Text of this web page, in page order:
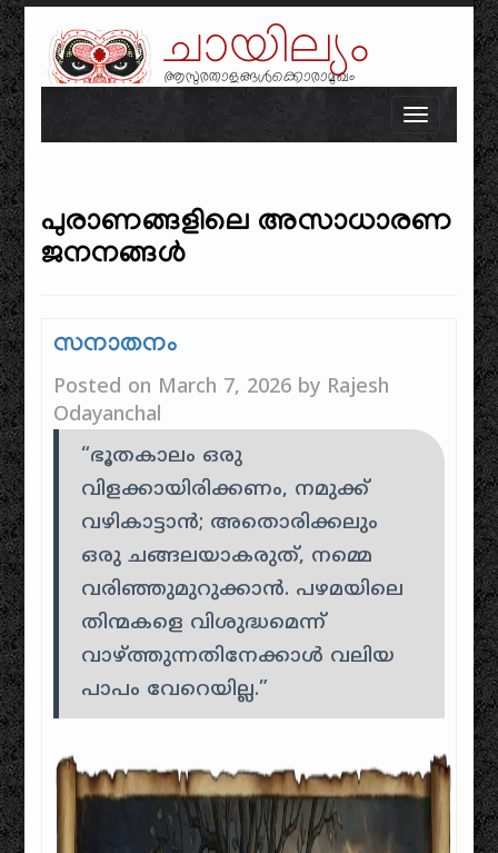
ചായില്യം
ആസുരതാളങ്ങൾക്കൊരാമുഖം
Skip to content
Toggle
പുരാണങ്ങളിലെ അസാധാരണ
ജനനങ്ങൾ
സനാതനം
Posted on March 7, 2026 by Rajesh
Odayanchal
“ഭൂതകാലം ഒരു
വിളക്കായിരിക്കണം, നമുക്ക്
വഴികാട്ടാൻ; അതൊരിക്കലും
ഒരു ചങ്ങലയാകരുത്, നമ്മെ
വരിഞ്ഞുമുറുക്കാൻ. പഴമയിലെ
തിന്മകളെ വിശുദ്ധമെന്ന്
വാഴ്ത്തുന്നതിനേക്കാൾ വലിയ
പാപം വേറെയില്ല.”